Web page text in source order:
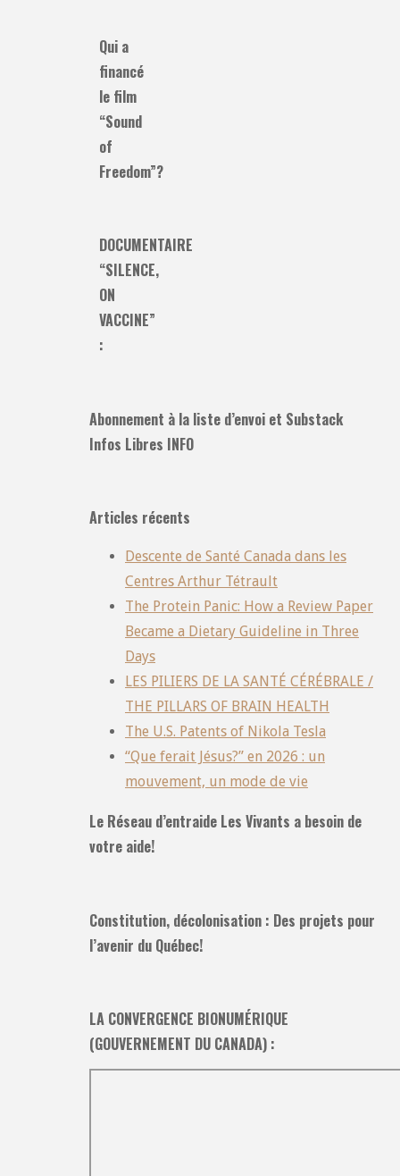
Qui a
financé
le film
“Sound
of
Freedom”?
DOCUMENTAIRE
“SILENCE,
ON
VACCINE”
:
Abonnement à la liste d’envoi et Substack
Infos Libres INFO
Articles récents
Descente de Santé Canada dans les
Centres Arthur Tétrault
The Protein Panic: How a Review Paper
Became a Dietary Guideline in Three
Days
LES PILIERS DE LA SANTÉ CÉRÉBRALE /
THE PILLARS OF BRAIN HEALTH
The U.S. Patents of Nikola Tesla
“Que ferait Jésus?” en 2026 : un
mouvement, un mode de vie
Le Réseau d’entraide Les Vivants a besoin de
votre aide!
Constitution, décolonisation : Des projets pour
l’avenir du Québec!
LA CONVERGENCE BIONUMÉRIQUE
(GOUVERNEMENT DU CANADA) :